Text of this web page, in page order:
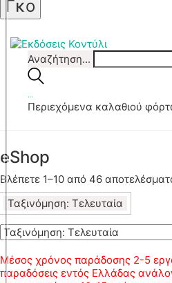
Αναζήτηση...
…
Περιεχόμενα καλαθιού
eShop
Βλέπετε 1–10 από 46
Ταξινόμηση: Τελευταία
Μέσος χρόνος παράδοσης 2-5
παραδόσεις εντός Ελλάδας